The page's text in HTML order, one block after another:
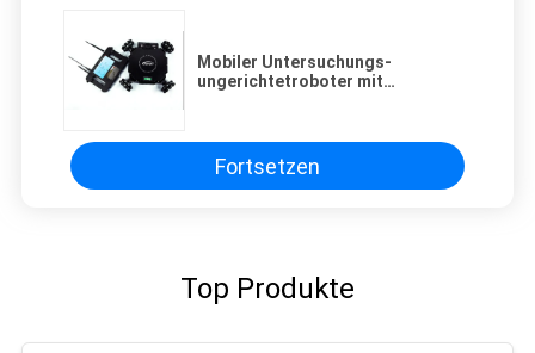
Mobiler Untersuchungs-
ungerichtetroboter mit
Fortsetzen
Top Produkte